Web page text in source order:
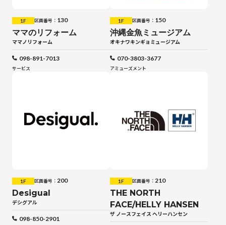
1F 区画番号： 130
ママのリフォーム
ママノリフォーム
098-891-7013
サービス
1F 区画番号： 150
沖縄金魚ミュージアム
オキナワキンギョミュージアム
070-3803-3677
アミューズメント
1F 区画番号： 200
Desigual
デシグアル
098-850-2901
1F 区画番号： 210
THE NORTH
FACE/HELLY HANSEN
ザ ノースフェイス ヘリーハンセン